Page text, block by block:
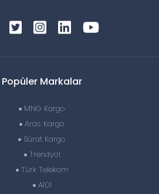
Popüler Markalar
MNG Kargo
Aras Kargo
Sürat Kargo
Trendyol
Türk Telekom
A101